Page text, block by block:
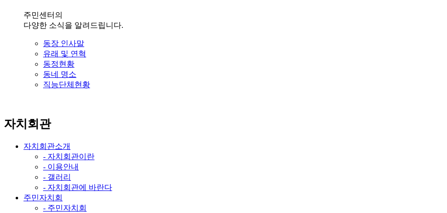
주민센터의
다양한 소식을 알려드립니다.
동장 인사말
유래 및 연혁
동정현황
동네 명소
직능단체현황
자치회관
자치회관소개
- 자치회관이란
- 이용안내
- 갤러리
- 자치회관에 바란다
주민자치회
- 주민자치회